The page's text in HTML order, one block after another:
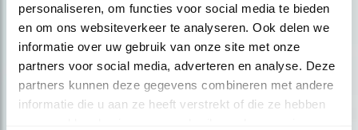
personaliseren, om functies voor social media te bieden
en om ons websiteverkeer te analyseren. Ook delen we
informatie over uw gebruik van onze site met onze
partners voor social media, adverteren en analyse. Deze
partners kunnen deze gegevens combineren met andere
informatie die u aan ze heeft verstrekt of die ze hebben